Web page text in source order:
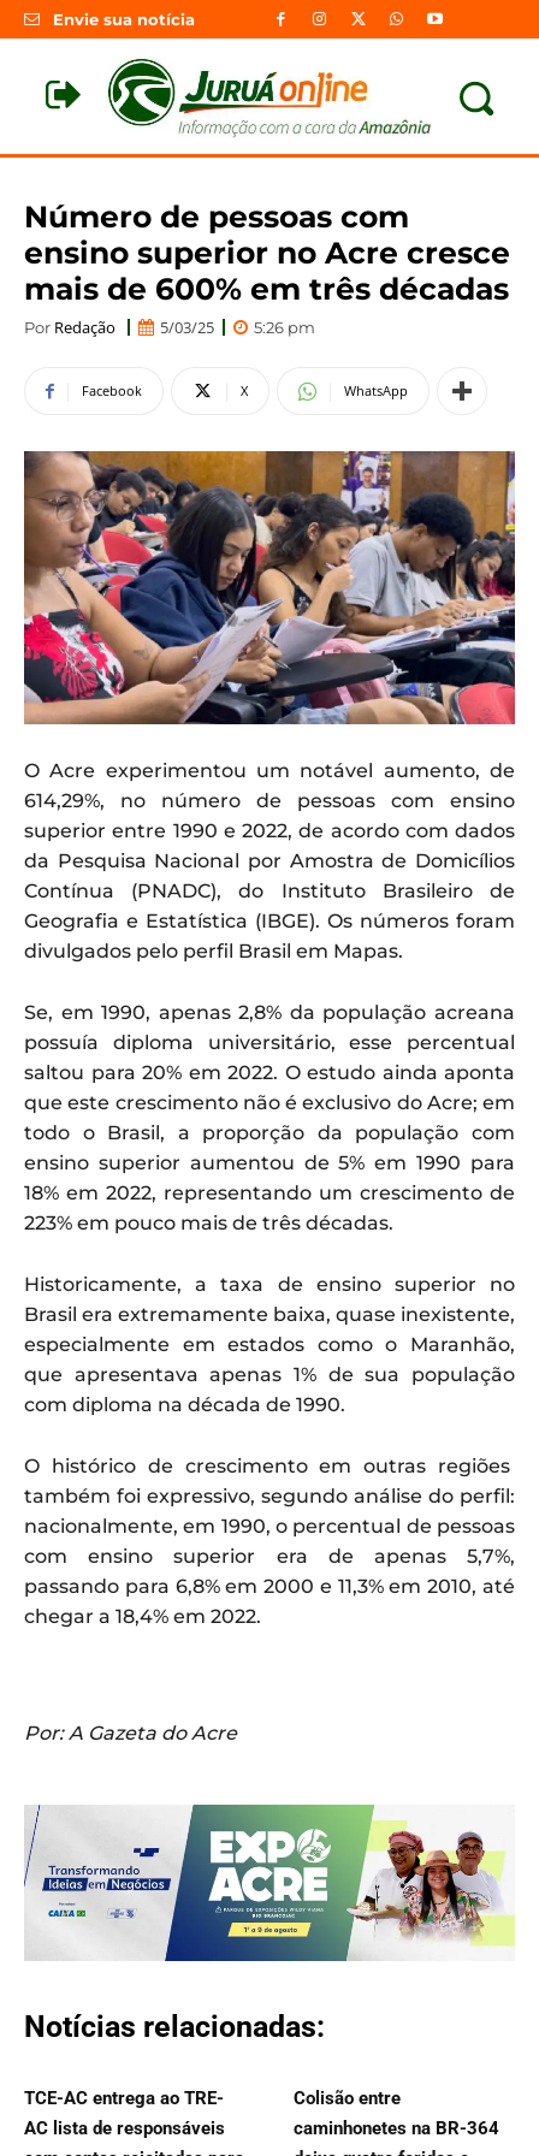
Envie sua notícia
Número de pessoas com
ensino superior no Acre cresce
mais de 600% em três décadas
Por Redação 5/03/25 5:26 pm
Facebook X WhatsApp
O Acre experimentou um notável aumento, de
614,29%, no número de pessoas com ensino
superior entre 1990 e 2022, de acordo com dados
da Pesquisa Nacional por Amostra de Domicílios
Contínua (PNADC), do Instituto Brasileiro de
Geografia e Estatística (IBGE). Os números foram
divulgados pelo perfil Brasil em Mapas.
Se, em 1990, apenas 2,8% da população acreana
possuía diploma universitário, esse percentual
saltou para 20% em 2022. O estudo ainda aponta
que este crescimento não é exclusivo do Acre; em
todo o Brasil, a proporção da população com
ensino superior aumentou de 5% em 1990 para
18% em 2022, representando um crescimento de
223% em pouco mais de três décadas.
Historicamente, a taxa de ensino superior no
Brasil era extremamente baixa, quase inexistente,
especialmente em estados como o Maranhão,
que apresentava apenas 1% de sua população
com diploma na década de 1990.
O histórico de crescimento em outras regiões
também foi expressivo, segundo análise do perfil:
nacionalmente, em 1990, o percentual de pessoas
com ensino superior era de apenas 5,7%,
passando para 6,8% em 2000 e 11,3% em 2010, até
chegar a 18,4% em 2022.
Por: A Gazeta do Acre
Notícias relacionadas:
TCE-AC entrega ao TRE-
AC lista de responsáveis
Colisão entre
caminhonetes na BR-364